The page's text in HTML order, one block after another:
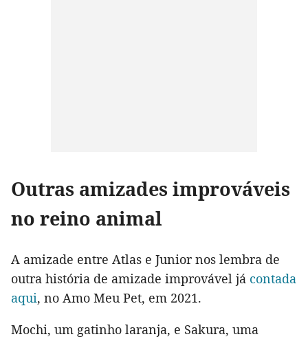
Outras amizades improváveis
no reino animal
A amizade entre Atlas e Junior nos lembra de
outra história de amizade improvável já contada
aqui, no Amo Meu Pet, em 2021.
Mochi, um gatinho laranja, e Sakura, uma